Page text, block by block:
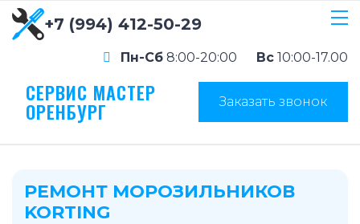
+7 (994) 412-50-29
Пн-Сб 8:00-20:00 Вс 10:00-17.00
СЕРВИС МАСТЕР
ОРЕНБУРГ Заказать звонок
РЕМОНТ МОРОЗИЛЬНИКОВ
KORTING